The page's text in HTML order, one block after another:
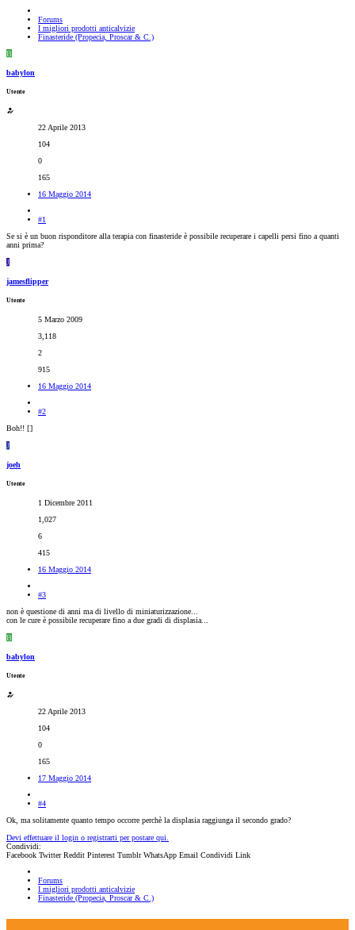
Forums
I migliori prodotti anticalvizie
Finasteride (Propecia, Proscar & C.)
B
babylon
Utente
22 Aprile 2013
104
0
165
16 Maggio 2014
#1
Se si è un buon risponditore alla terapia con finasteride è possibile recuperare i capelli persi fino a quanti
anni prima?
J
jamesflipper
Utente
5 Marzo 2009
3,118
2
915
16 Maggio 2014
#2
Boh!! []
J
joeh
Utente
1 Dicembre 2011
1,027
6
415
16 Maggio 2014
#3
non è questione di anni ma di livello di miniaturizzazione...
con le cure è possibile recuperare fino a due gradi di displasia...
B
babylon
Utente
22 Aprile 2013
104
0
165
17 Maggio 2014
#4
Ok, ma solitamente quanto tempo occorre perchè la displasia raggiunga il secondo grado?
Devi effettuare il login o registrarti per postare qui.
Condividi:
Facebook Twitter Reddit Pinterest Tumblr WhatsApp Email Condividi Link
Forums
I migliori prodotti anticalvizie
Finasteride (Propecia, Proscar & C.)